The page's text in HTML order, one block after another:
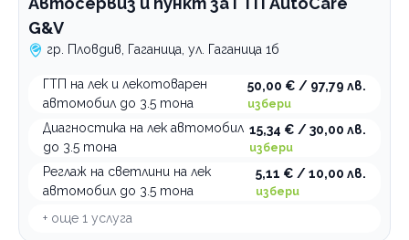
G&V
гр. Пловдив, Гаганица, ул. Гаганица 1б
ГТП на лек и лекотоварен
автомобил до 3.5 тона
50,00 € / 97,79 лв.
избери
Диагностика на лек автомобил
до 3.5 тона
15,34 € / 30,00 лв.
избери
Реглаж на светлини на лек
автомобил до 3.5 тона
5,11 € / 10,00 лв.
избери
+ още 1 услуга